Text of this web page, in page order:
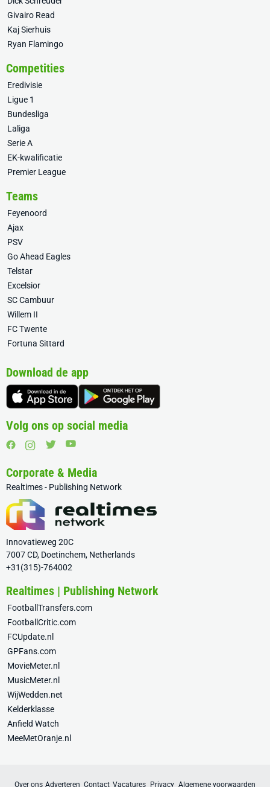
Givairo Read
Kaj Sierhuis
Ryan Flamingo
Competities
Eredivisie
Ligue 1
Bundesliga
Laliga
Serie A
EK-kwalificatie
Premier League
Teams
Feyenoord
Ajax
PSV
Go Ahead Eagles
Telstar
Excelsior
SC Cambuur
Willem II
FC Twente
Fortuna Sittard
Download de app
Volg ons op social media
Corporate & Media
Realtimes - Publishing Network
Innovatieweg 20C
7007 CD, Doetinchem, Netherlands
+31(315)-764002
Realtimes | Publishing Network
FootballTransfers.com
FootballCritic.com
FCUpdate.nl
GPFans.com
MovieMeter.nl
MusicMeter.nl
WijWedden.net
Kelderklasse
Anfield Watch
MeeMetOranje.nl
Over ons Adverteren Contact Vacatures Privacy Algemene voorwaarden